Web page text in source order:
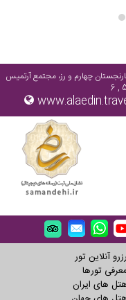
نارنجستان چهارم و رز، مجتمع آرتمیس
رزرو آنلاین تور
معرفی تورها
هتل های ایران